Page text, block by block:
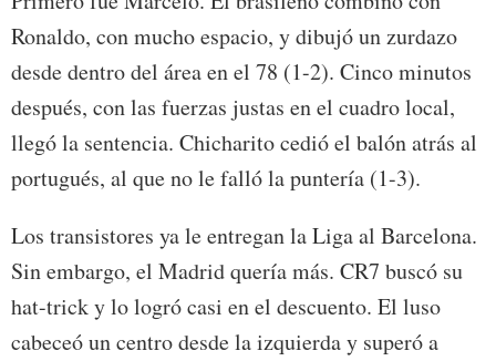
Ronaldo, con mucho espacio, y dibujó un zurdazo
desde dentro del área en el 78 (1-2). Cinco minutos
después, con las fuerzas justas en el cuadro local,
llegó la sentencia. Chicharito cedió el balón atrás al
portugués, al que no le falló la puntería (1-3).
Los transistores ya le entregan la Liga al Barcelona.
Sin embargo, el Madrid quería más. CR7 buscó su
hat-trick y lo logró casi en el descuento. El luso
cabeceó un centro desde la izquierda y superó a